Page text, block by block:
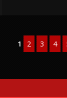
1 2 3 4